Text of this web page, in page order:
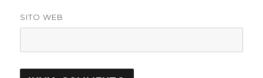
SITO WEB